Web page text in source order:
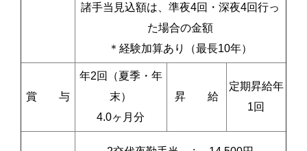
諸手当見込額は、準夜4回・深夜4回行っ
た場合の金額
＊経験加算あり（最長10年）
賞 与
年2回（夏季・年
末）
4.0ヶ月分
昇 給
定期昇給年
1回